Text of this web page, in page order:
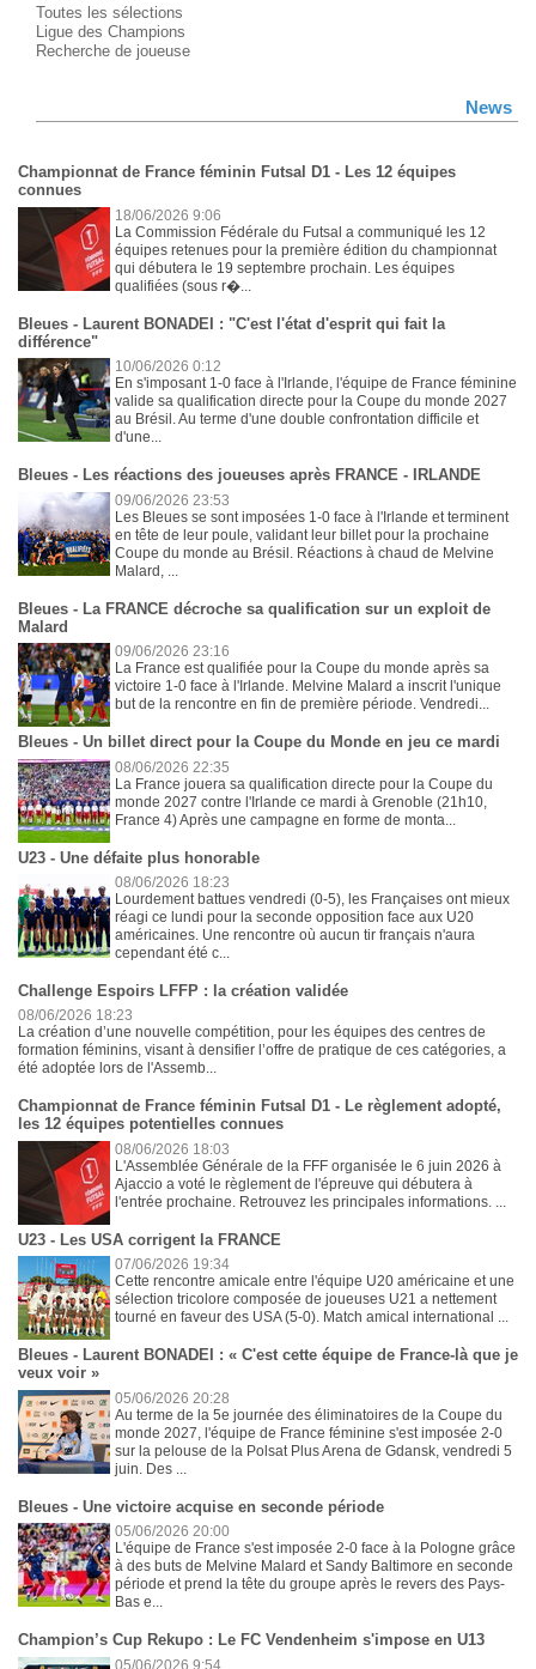
Toutes les sélections
Ligue des Champions
Recherche de joueuse
News
Championnat de France féminin Futsal D1 - Les 12 équipes
connues
18/06/2026 9:06
La Commission Fédérale du Futsal a communiqué les 12
équipes retenues pour la première édition du championnat
qui débutera le 19 septembre prochain. Les équipes
qualifiées (sous r�...
Bleues - Laurent BONADEI : "C'est l'état d'esprit qui fait la
différence"
10/06/2026 0:12
En s'imposant 1-0 face à l'Irlande, l'équipe de France féminine
valide sa qualification directe pour la Coupe du monde 2027
au Brésil. Au terme d'une double confrontation difficile et
d'une...
Bleues - Les réactions des joueuses après FRANCE - IRLANDE
09/06/2026 23:53
Les Bleues se sont imposées 1-0 face à l'Irlande et terminent
en tête de leur poule, validant leur billet pour la prochaine
Coupe du monde au Brésil. Réactions à chaud de Melvine
Malard, ...
Bleues - La FRANCE décroche sa qualification sur un exploit de
Malard
09/06/2026 23:16
La France est qualifiée pour la Coupe du monde après sa
victoire 1-0 face à l'Irlande. Melvine Malard a inscrit l'unique
but de la rencontre en fin de première période. Vendredi...
Bleues - Un billet direct pour la Coupe du Monde en jeu ce mardi
08/06/2026 22:35
La France jouera sa qualification directe pour la Coupe du
monde 2027 contre l'Irlande ce mardi à Grenoble (21h10,
France 4) Après une campagne en forme de monta...
U23 - Une défaite plus honorable
08/06/2026 18:23
Lourdement battues vendredi (0-5), les Françaises ont mieux
réagi ce lundi pour la seconde opposition face aux U20
américaines. Une rencontre où aucun tir français n'aura
cependant été c...
Challenge Espoirs LFFP : la création validée
08/06/2026 18:23
La création d’une nouvelle compétition, pour les équipes des centres de
formation féminins, visant à densifier l’offre de pratique de ces catégories, a
été adoptée lors de l'Assemb...
Championnat de France féminin Futsal D1 - Le règlement adopté,
les 12 équipes potentielles connues
08/06/2026 18:03
L'Assemblée Générale de la FFF organisée le 6 juin 2026 à
Ajaccio a voté le règlement de l'épreuve qui débutera à
l'entrée prochaine. Retrouvez les principales informations. ...
U23 - Les USA corrigent la FRANCE
07/06/2026 19:34
Cette rencontre amicale entre l'équipe U20 américaine et une
sélection tricolore composée de joueuses U21 a nettement
tourné en faveur des USA (5-0). Match amical international ...
Bleues - Laurent BONADEI : « C'est cette équipe de France-là que je
veux voir »
05/06/2026 20:28
Au terme de la 5e journée des éliminatoires de la Coupe du
monde 2027, l'équipe de France féminine s'est imposée 2-0
sur la pelouse de la Polsat Plus Arena de Gdansk, vendredi 5
juin. Des ...
Bleues - Une victoire acquise en seconde période
05/06/2026 20:00
L'équipe de France s'est imposée 2-0 face à la Pologne grâce
à des buts de Melvine Malard et Sandy Baltimore en seconde
période et prend la tête du groupe après le revers des Pays-
Bas e...
Champion’s Cup Rekupo : Le FC Vendenheim s'impose en U13
05/06/2026 9:54